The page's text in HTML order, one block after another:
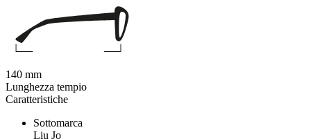
Caratteristiche
Sottomarca
Liu Jo
140 mm
Lunghezza tempio